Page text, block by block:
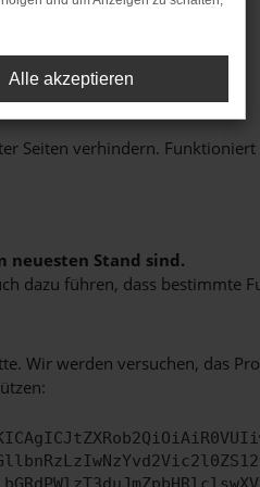
Seiten verhindern. Funktioniert
neuesten Stand sind.
dazu führen, dass bestimmte
Wir werden versuchen, das
Alle akzeptieren